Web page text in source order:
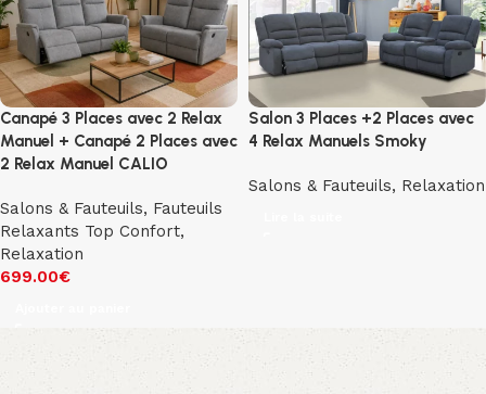
Canapé 3 Places avec 2 Relax
Manuel + Canapé 2 Places avec
2 Relax Manuel CALIO
Salons & Fauteuils, Fauteuils
Relaxants Top Confort,
Relaxation
699.00€
Salon 3 Places +2 Places avec
4 Relax Manuels Smoky
Salons & Fauteuils, Relaxation